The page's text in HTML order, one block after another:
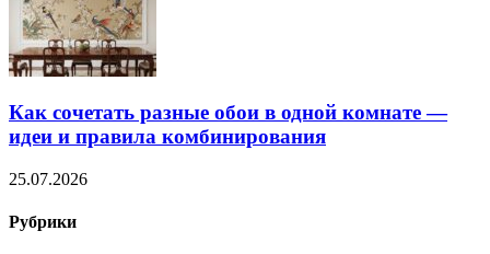
Как сочетать разные обои в одной комнате —
идеи и правила комбинирования
25.07.2026
Рубрики